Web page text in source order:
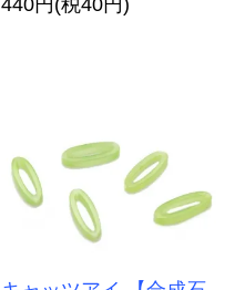
440円(税40円)